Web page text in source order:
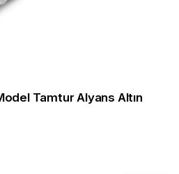
Tamtur Alyans Altın